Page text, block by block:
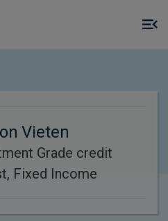
Vieten
Grade credit
Fixed Income